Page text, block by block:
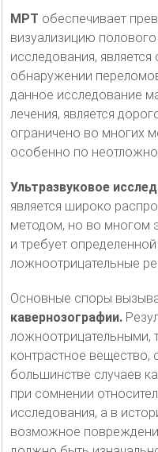
МРТ обеспечивает
визуализицию полового
исследования,
обнаружении
данное исследование
лечения, является
ограничено во многих
особенно по
Ультразвуковое
является широко
методом, но во многом
и требует
ложноотрицательные
Основные споры
кавернозографии.
ложноотрицательными,
контрастное вещество,
большинстве случаев
при сомнении
исследования, а в
возможное